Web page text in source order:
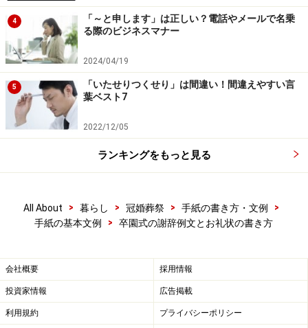
その他の言い換え例文
無事に卒園式を迎えることができ、感謝申し上げま
す
家に帰ってからいつもそれはそれは楽しそうに話を
しておりました
○○幼稚園での友達、先生方との出会い、そして学ん
だ出来事は子どものかけがえのない宝物です
卒園という響きは嬉しくもあり、また少々とさびし
存じます
近所ですので、また何かの折にお伺いできましたら
など。
【関連記事】
4
「～と申します」は正しい？電話やメールで名乗
る際のビジネスマナー
2024/04/19
5
「いたせりつくせり」は間違い！間違えやすい言
葉ベスト7
2022/12/05
ランキングをもっと見る
All About > 暮らし > 冠婚葬祭 > 手紙の書き方・文例
>
手紙の基本文例
> 卒園式の謝辞例文とお礼状の書き方
会社概要 採用情報
投資家情報 広告掲載
利用規約 プライバシーポリシー